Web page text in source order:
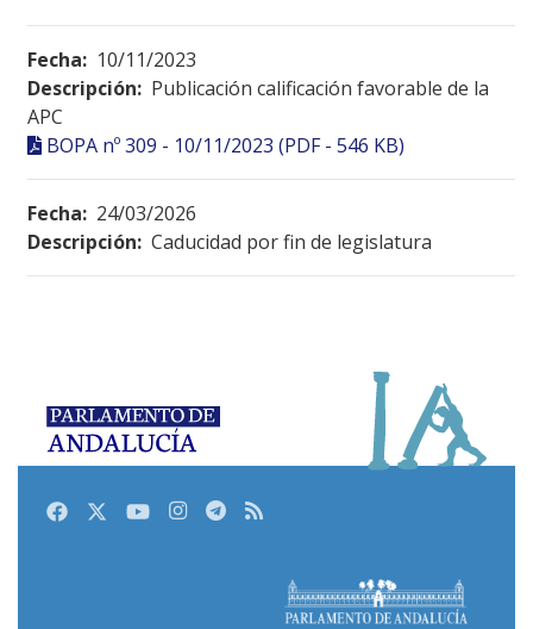
Fecha: 10/11/2023
Descripción: Publicación calificación favorable de la
APC
BOPA nº 309 - 10/11/2023 (PDF - 546 KB)
Fecha: 24/03/2026
Descripción: Caducidad por fin de legislatura
FacebookTwitterYoutubeInstagram
Telegram
RSS